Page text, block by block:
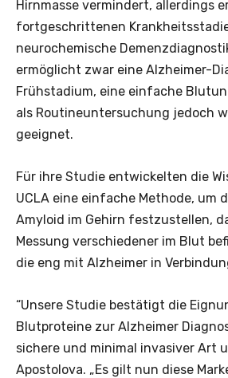
Hirnmasse vermindert, allerdings
fortgeschrittenen
neurochemische
ermöglicht zwar eine Alzheimer-
Frühstadium, eine einfache
als Routineuntersuchung jedoch
geeignet.
Für ihre Studie entwickelten die
UCLA eine einfache Methode, um
Amyloid im Gehirn festzustellen,
Messung verschiedener im Blut
die eng mit Alzheimer in
“Unsere Studie bestätigt die
Blutproteine zur Alzheimer
sichere und minimal invasiver Art
Apostolova. „Es gilt nun diese